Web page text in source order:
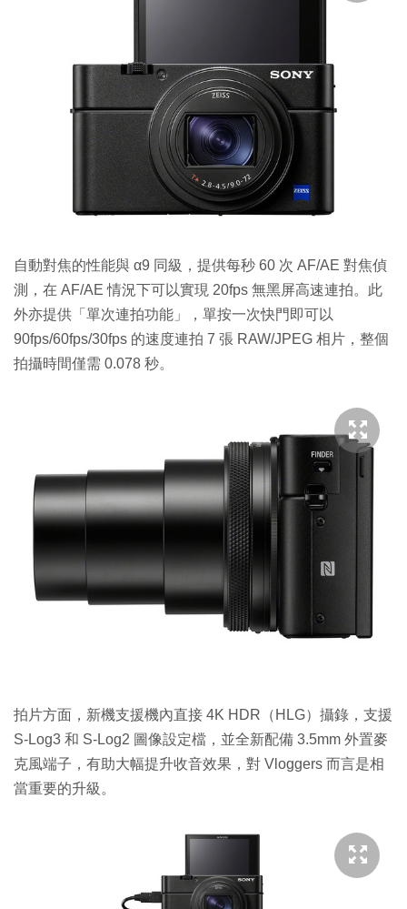
自動對焦的性能與 α9 同級，提供每秒 60 次 AF/AE 對焦偵
測，在 AF/AE 情況下可以實現 20fps 無黑屏高速連拍。此
外亦提供「單次連拍功能」，單按一次快門即可以
90fps/60fps/30fps 的速度連拍 7 張 RAW/JPEG 相片，整個
拍攝時間僅需 0.078 秒。
拍片方面，新機支援機內直接 4K HDR（HLG）攝錄，支援
S-Log3 和 S-Log2 圖像設定檔，並全新配備 3.5mm 外置麥
克風端子，有助大幅提升收音效果，對 Vloggers 而言是相
當重要的升級。